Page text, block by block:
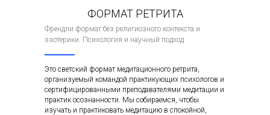
ФОРМАТ РЕТРИТА
Френдли формат без религиозного контекста и
эзотерики. Психология и научный подход
Это светский формат медитационного ретрита,
организуемый командой практикующих психологов и
сертифицированными преподавателями медитации и
практик осознанности. Мы собираемся, чтобы
изучать и практиковать медитацию в спокойной,